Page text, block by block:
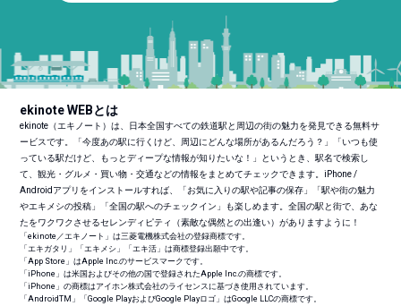
ekinote WEBとは
ekinote（エキノート）は、日本全国すべての鉄道駅と周辺の街の魅力を発見できる無料サ
ービスです。「今度あの駅に行くけど、周辺にどんな場所があるんだろう？」「いつも使
っている駅だけど、もっとディープな情報が知りたいな！」というとき、駅名で検索し
て、観光・グルメ・買い物・交通などの情報をまとめてチェックできます。iPhone /
Androidアプリをインストールすれば、「お気に入りの駅や記事の保存」「駅や街の魅力
やエキメシの投稿」「全国の駅へのチェックイン」も楽しめます。全国の駅と街で、あな
たをワクワクさせるセレンディピティ（素敵な偶然との出逢い）がありますように！
「ekinote／エキノート」は三菱電機株式会社の登録商標です。
「エキガタリ」「エキメシ」「エキ活」は商標登録出願中です。
「App Store」はApple Inc.のサービスマークです。
「iPhone」は米国およびその他の国で登録されたApple Inc.の商標です。
「iPhone」の商標はアイホン株式会社のライセンスに基づき使用されています。
「AndroidTM 」「Google PlayおよびGoogle Playロゴ」はGoogle LLCの商標です。